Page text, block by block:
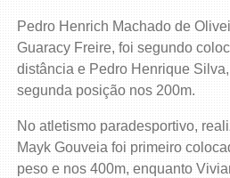
Pedro Henrich Machado de
Guaracy Freire, foi segundo
distância e Pedro Henrique
segunda posição nos 200m.
No atletismo paradesportivo,
Mayk Gouveia foi primeiro
peso e nos 400m, enquanto